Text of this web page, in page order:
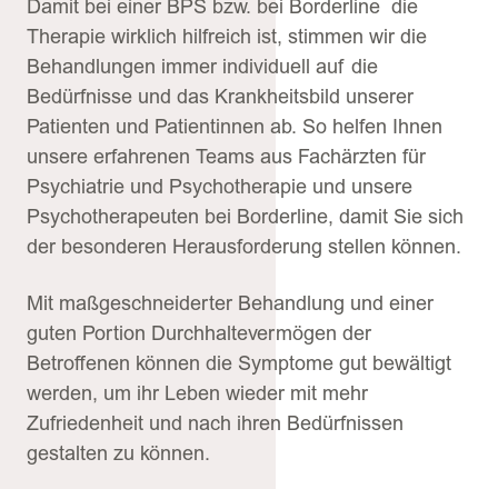
Damit bei einer BPS bzw. bei Borderline die
Therapie wirklich hilfreich ist, stimmen wir die
Behandlungen immer individuell auf die
Bedürfnisse und das Krankheitsbild unserer
Patienten und Patientinnen ab. So helfen Ihnen
unsere erfahrenen Teams aus Fachärzten für
Psychiatrie und Psychotherapie und unsere
Psychotherapeuten bei Borderline, damit Sie sich
der besonderen Herausforderung stellen können.
Mit maßgeschneiderter Behandlung und einer
guten Portion Durchhaltevermögen der
Betroffenen können die Symptome gut bewältigt
werden, um ihr Leben wieder mit mehr
Zufriedenheit und nach ihren Bedürfnissen
gestalten zu können.